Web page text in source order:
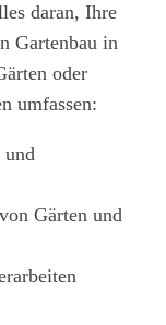
daran, Ihre
Gartenbau in
oder
umfassen:
und
Gärten und